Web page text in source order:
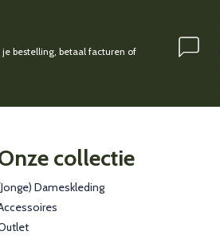
bestelling, betaal facturen of
collectie
Dameskleding